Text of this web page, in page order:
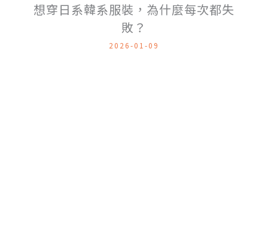
想穿日系韓系服裝，為什麼每次都失
敗？
2026-01-09